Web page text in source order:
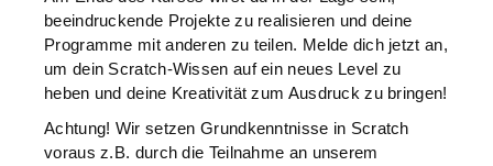
beeindruckende Projekte zu realisieren und deine
Programme mit anderen zu teilen. Melde dich jetzt an,
um dein Scratch-Wissen auf ein neues Level zu
heben und deine Kreativität zum Ausdruck zu bringen!
Achtung! Wir setzen Grundkenntnisse in Scratch
voraus z.B. durch die Teilnahme an unserem